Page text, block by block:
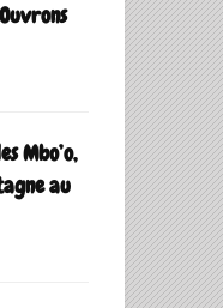
Mbo’o,
au